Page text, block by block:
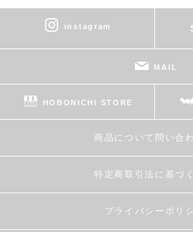
instagram
MAIL
HOBONICHI STORE
商品について問い合
特定商取引法に基づ
プライバシーポリ